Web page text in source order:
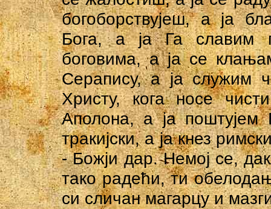
богоборствујеш, a ja
Бога, a ja Га славим
боговима, a ja ce
Серапису, a ja служим
Христу, кога носе
Аполона, a ja поштујем
тракијски, a ja кнез
- Божји дар. Немој се,
тако радећи, ти
си сличан магарцу и